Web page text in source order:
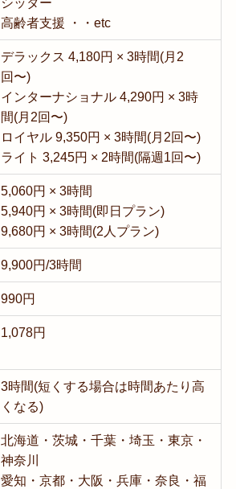
高齢者支援 ・・etc
デラックス 4,180円 × 3時間(月2
回〜)
インターナショナル 4,290円 × 3時
間(月2回〜)
ロイヤル 9,350円 × 3時間(月2回〜)
ライト 3,245円 × 2時間(隔週1回〜)
5,060円 × 3時間
5,940円 × 3時間(即日プラン)
9,680円 × 3時間(2人プラン)
9,900円/3時間
990円
1,078円
3時間(短くする場合は時間あたり高
くなる)
北海道・茨城・千葉・埼玉・東京・
神奈川
愛知・京都・大阪・兵庫・奈良・福